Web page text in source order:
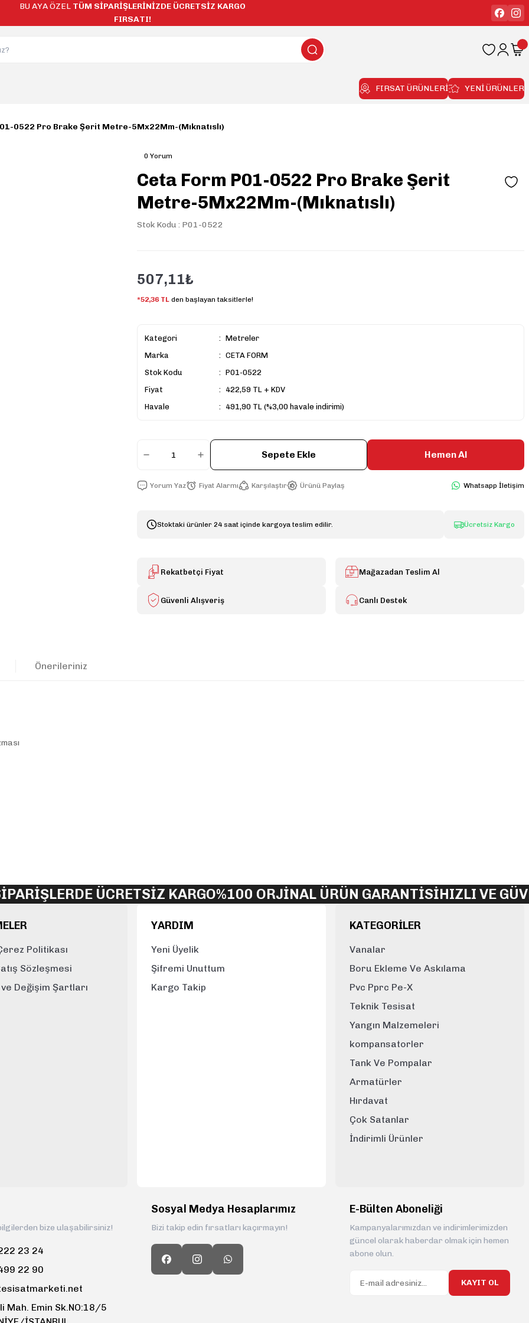
BU AYA ÖZEL TÜM SİPARİŞLERİNİZDE ÜCRETSİZ KARGO
FIRSATI!
FIRSAT ÜRÜNLERİ YENİ ÜRÜNLER
0522 Pro Brake Şerit Metre-5Mx22Mm-(Mıknatıslı)
0 Yorum
Ceta Form P01-0522 Pro Brake Şerit
Metre-5Mx22Mm-(Mıknatıslı)
Stok Kodu : P01-0522
507,11₺
*52,36 TL den başlayan taksitlerle!
Kategori
Metreler
Marka
CETA FORM
Stok Kodu
P01-0522
Fiyat
422,59 TL + KDV
Havale
491,90 TL (%3,00 havale indirimi)
Sepete Ekle Hemen Al
Yorum Yaz Fiyat Alarmı Karşılaştır Ürünü Paylaş Whatsapp İletişim
Stoktaki ürünler 24 saat içinde kargoya teslim edilir. Ücretsiz Kargo
Rekatbetçi Fiyat Mağazadan Teslim Al
Güvenli Alışveriş Canlı Destek
Önerileriniz
ÜCRETSİZ KARGO%100 ORJİNAL ÜRÜN GARANTİSİHIZLI VE
Politikası
Sözleşmesi
Değişim Şartları
YARDIM
Yeni Üyelik
Şifremi Unuttum
Kargo Takip
KATEGORİLER
Vanalar
Boru Ekleme Ve Askılama
Pvc Pprc Pe-X
Teknik Tesisat
Yangın Malzemeleri
kompansatorler
Tank Ve Pompalar
Armatürler
Hırdavat
Çok Satanlar
İndirimli Ürünler
bize ulaşabilirsiniz!
23 24
22 90
Mah. Emin Sk.NO:18/5
Sosyal Medya Hesaplarımız
Bizi takip edin fırsatları kaçırmayın!
E-Bülten Aboneliği
Kampanyalarımızdan ve indirimlerimizden
güncel olarak haberdar olmak için hemen
abone olun.
KAYIT OL